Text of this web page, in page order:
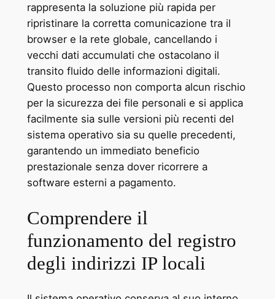
rappresenta la soluzione più rapida per
ripristinare la corretta comunicazione tra il
browser e la rete globale, cancellando i
vecchi dati accumulati che ostacolano il
transito fluido delle informazioni digitali.
Questo processo non comporta alcun rischio
per la sicurezza dei file personali e si applica
facilmente sia sulle versioni più recenti del
sistema operativo sia su quelle precedenti,
garantendo un immediato beneficio
prestazionale senza dover ricorrere a
software esterni a pagamento.
Comprendere il
funzionamento del registro
degli indirizzi IP locali